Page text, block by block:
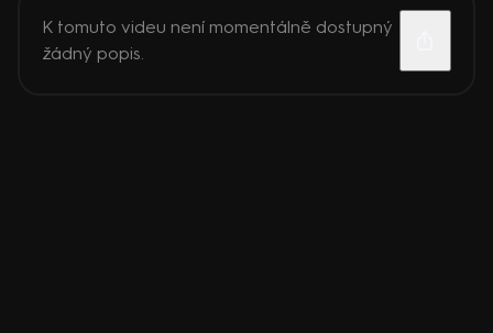
K tomuto videu není momentálně dostupný
žádný popis.